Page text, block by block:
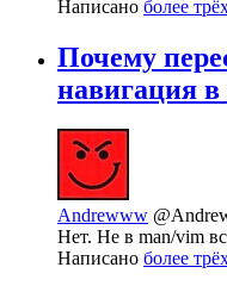
Написано более
Почему
навигация
Andrewww
Нет. Не в man/vim
Написано более